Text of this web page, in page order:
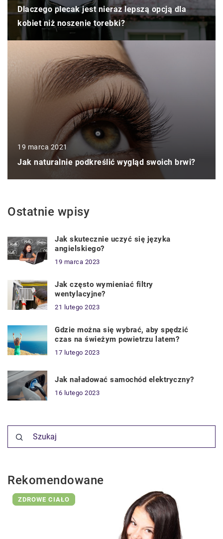
Dlaczego plecak jest nieraz lepszą opcją dla
kobiet niż noszenie torebki?
19 marca 2021
Jak naturalnie podkreślić wygląd swoich brwi?
Ostatnie wpisy
Jak skutecznie uczyć się języka
angielskiego?
19 marca 2023
Jak często wymieniać filtry
wentylacyjne?
21 lutego 2023
Gdzie można się wybrać, aby spędzić
czas na świeżym powietrzu latem?
17 lutego 2023
Jak naładować samochód elektryczny?
16 lutego 2023
Rekomendowane
ZDROWE CIAŁO